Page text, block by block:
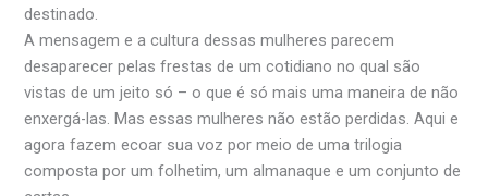
destinado.
A mensagem e a cultura dessas mulheres parecem
desaparecer pelas frestas de um cotidiano no qual são
vistas de um jeito só – o que é só mais uma maneira de não
enxergá-las. Mas essas mulheres não estão perdidas. Aqui e
agora fazem ecoar sua voz por meio de uma trilogia
composta por um folhetim, um almanaque e um conjunto de